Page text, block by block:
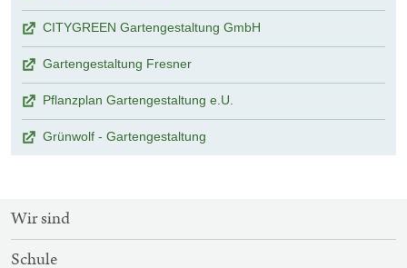
CITYGREEN Gartengestaltung GmbH
Gartengestaltung Fresner
Pflanzplan Gartengestaltung e.U.
Grünwolf - Gartengestaltung
SITEMAP-
NAVIGATION
Wir sind
Schule